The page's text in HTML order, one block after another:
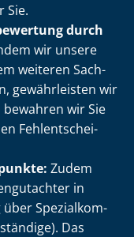
Sie.
durch
wir unsere
weiteren Sach­
gewährleisten wir
wir Sie
Fehl­ent­schei­
Zudem
in
über Spe­zi­al­kom­
Das